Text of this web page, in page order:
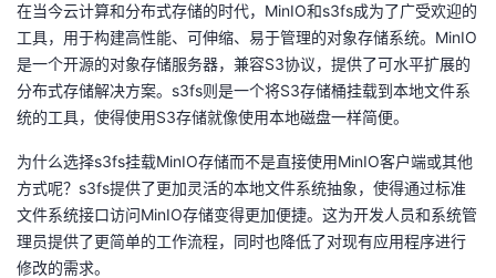
页
开
发
者
我
的
我
在当今云计算和分布式存储的时代，MinIO和s3fs成为了广受欢迎的
工具，用于构建高性能、可伸缩、易于管理的对象存储系统。MinIO
是一个开源的对象存储服务器，兼容S3协议，提供了可水平扩展的
分布式存储解决方案。s3fs则是一个将S3存储桶挂载到本地文件系
统的工具，使得使用S3存储就像使用本地磁盘一样简便。
为什么选择s3fs挂载MinIO存储而不是直接使用MinIO客户端或其他
方式呢？s3fs提供了更加灵活的本地文件系统抽象，使得通过标准
文件系统接口访问MinIO存储变得更加便捷。这为开发人员和系统管
理员提供了更简单的工作流程，同时也降低了对现有应用程序进行
修改的需求。